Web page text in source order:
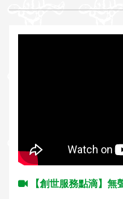
【創世服務點滴】無